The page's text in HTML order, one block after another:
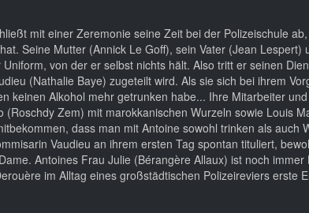
mit einer Zeremonie seine Zeit bei der Polizeischule
Seine Mutter (Annick Le Goff), sein Vater (Jean Lespert)
von der er selbst nichts hält. Also tritt er seinen
(Nathalie Baye) zugeteilt wird. Als sie sich bei ihrem
keinen Alkohol mehr getrunken habe... Ihre Mitarbeiter
Zem) mit marokkanischen Wurzeln sowie Louis
dass man mit Antoine sowohl trinken als auch
Vaudieu an ihrem ersten Tag spontan tituliert,
Antoines Frau Julie (Bérangère Allaux) ist noch immer
im Alltag eines großstädtischen Polizeireviers erste